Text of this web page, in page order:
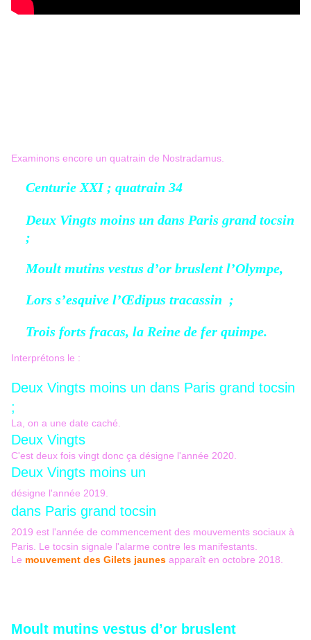
Examinons encore un quatrain de Nostradamus.
Centurie XXI ; quatrain 34
Deux Vingts moins un dans Paris grand tocsin
;
Moult mutins vestus d’or bruslent l’Olympe,
Lors s’esquive l’Œdipus tracassin ;
Trois forts fracas, la Reine de fer quimpe.
Interprétons le :
Deux Vingts moins un dans Paris grand tocsin
;
La, on a une date caché.
Deux Vingts
C'est deux fois vingt donc ça désigne l'année 2020.
Deux Vingts moins un
désigne l'année 2019.
dans Paris grand tocsin
2019 est l'année de commencement des mouvements sociaux à
Paris. Le tocsin signale l'alarme contre les manifestants.
Le mouvement des Gilets jaunes apparaît en octobre 2018.
Moult mutins vestus d’or bruslent